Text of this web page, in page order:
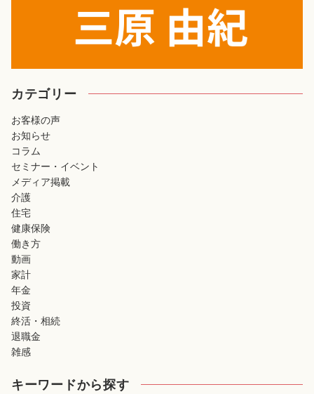
カテゴリー
お客様の声
お知らせ
コラム
セミナー・イベント
メディア掲載
介護
住宅
健康保険
働き方
動画
家計
年金
投資
終活・相続
退職金
雑感
キーワードから探す